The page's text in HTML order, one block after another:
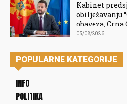
Kabinet
obilježavanju
obaveza, Crna
05/08/2026
POPULARNE KATEGORIJE
INFO
POLITIKA